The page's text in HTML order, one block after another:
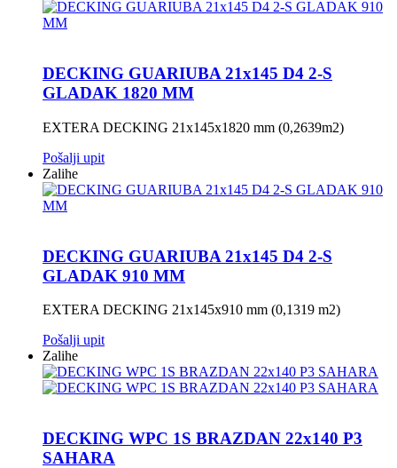
DECKING GUARIUBA 21x145 D4 2-S
GLADAK 1820 MM
EXTERA DECKING 21x145x1820 mm (0,2639m2)
Pošalji upit
Zalihe
DECKING GUARIUBA 21x145 D4 2-S
GLADAK 910 MM
EXTERA DECKING 21x145x910 mm (0,1319 m2)
Pošalji upit
Zalihe
DECKING WPC 1S BRAZDAN 22x140 P3
SAHARA